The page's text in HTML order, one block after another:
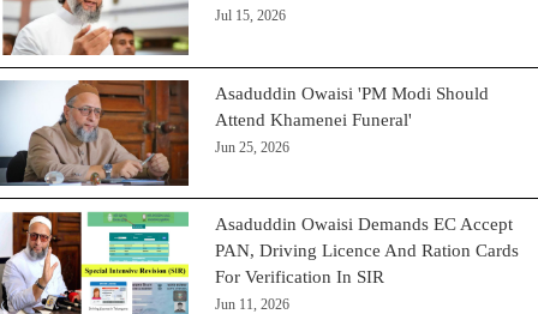
Jul 15, 2026
Asaduddin Owaisi 'PM Modi Should
Attend Khamenei Funeral'
Jun 25, 2026
Asaduddin Owaisi Demands EC Accept
PAN, Driving Licence And Ration Cards
For Verification In SIR
Jun 11, 2026